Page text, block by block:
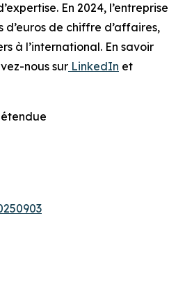
En 2024, l’entreprise
d’euros de chiffre d’affaires,
à l’international. En savoir
nous sur LinkedIn et